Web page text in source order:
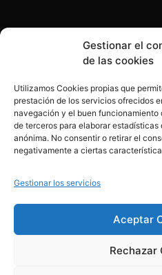
Gestionar el
de las cookies
Utilizamos Cookies propias que
prestación de los servicios ofrecidos
navegación y el buen
de terceros para elaborar estadísticas
anónima. No consentir o retirar el
negativamente a ciertas
Gestionar los servicios
Aceptar
Rechazar
Otras formas de ayudar
© 2020, Fundación Alba
Política de privacidad